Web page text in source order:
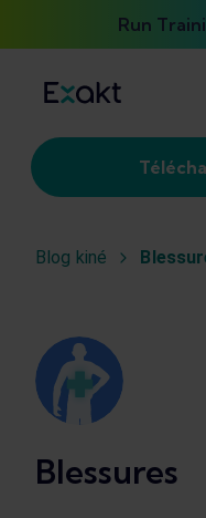
Run
Blog kiné
Blessures